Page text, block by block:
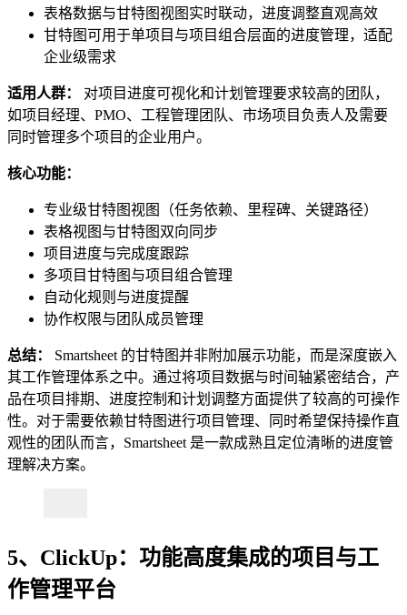
表格数据与甘特图视图实时联动，进度调整直观高效
甘特图可用于单项目与项目组合层面的进度管理，适配
企业级需求
适用人群：
对项目进度可视化和计划管理要求较高的团队，
如项目经理、PMO、工程管理团队、市场项目负责人及需要
同时管理多个项目的企业用户。
核心功能：
专业级甘特图视图（任务依赖、里程碑、关键路径）
表格视图与甘特图双向同步
项目进度与完成度跟踪
多项目甘特图与项目组合管理
自动化规则与进度提醒
协作权限与团队成员管理
总结：
Smartsheet 的甘特图并非附加展示功能，而是深度嵌入
其工作管理体系之中。通过将项目数据与时间轴紧密结合，产
品在项目排期、进度控制和计划调整方面提供了较高的可操作
性。对于需要依赖甘特图进行项目管理、同时希望保持操作直
观性的团队而言，Smartsheet 是一款成熟且定位清晰的进度管
理解决方案。
5、ClickUp：功能高度集成的项目与工
作管理平台